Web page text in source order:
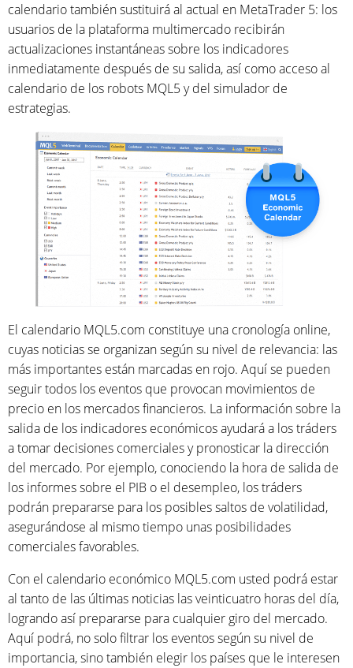
calendario también sustituirá al actual en МetaTrader 5: los
usuarios de la plataforma multimercado recibirán
actualizaciones instantáneas sobre los indicadores
inmediatamente después de su salida, así como acceso al
calendario de los robots MQL5 y del simulador de
estrategias.
El calendario MQL5.com constituye una cronología online,
cuyas noticias se organizan según su nivel de relevancia: las
más importantes están marcadas en rojo. Aquí se pueden
seguir todos los eventos que provocan movimientos de
precio en los mercados financieros. La información sobre la
salida de los indicadores económicos ayudará a los tráders
a tomar decisiones comerciales y pronosticar la dirección
del mercado. Por ejemplo, conociendo la hora de salida de
los informes sobre el PIB o el desempleo, los tráders
podrán prepararse para los posibles saltos de volatilidad,
asegurándose al mismo tiempo unas posibilidades
comerciales favorables.
Con el calendario económico MQL5.com usted podrá estar
al tanto de las últimas noticias las veinticuatro horas del día,
logrando así prepararse para cualquier giro del mercado.
Aquí podrá, no solo filtrar los eventos según su nivel de
importancia, sino también elegir los países que le interesen